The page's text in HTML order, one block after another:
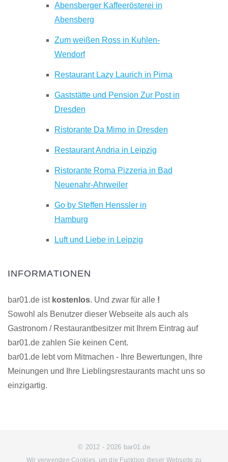
Abensberger Kaffeerösterei in
Abensberg
Zum weißen Ross in Kuhlen-
Wendorf
Restaurant Lazy Laurich in Pirna
Gaststätte und Pension Zur Post in
Dresden
Ristorante Da Mimo in Dresden
Restaurant Andria in Leipzig
Ristorante Roma Pizzeria in Bad
Neuenahr-Ahrweiler
Go by Steffen Henssler in
Hamburg
Luft und Liebe in Leipzig
INFORMATIONEN
bar01.de ist kostenlos. Und zwar für alle !
Sowohl als Benutzer dieser Webseite als auch als
Gastronom / Restaurantbesitzer mit Ihrem Eintrag auf
bar01.de zahlen Sie keinen Cent.
bar01.de lebt vom Mitmachen - Ihre Bewertungen, Ihre
Meinungen und Ihre Lieblingsrestaurants macht uns so
einzigartig.
© 2012 - 2026 bar01.de
Wir verwenden Cookies, um die Funktion dieser Webseite zu